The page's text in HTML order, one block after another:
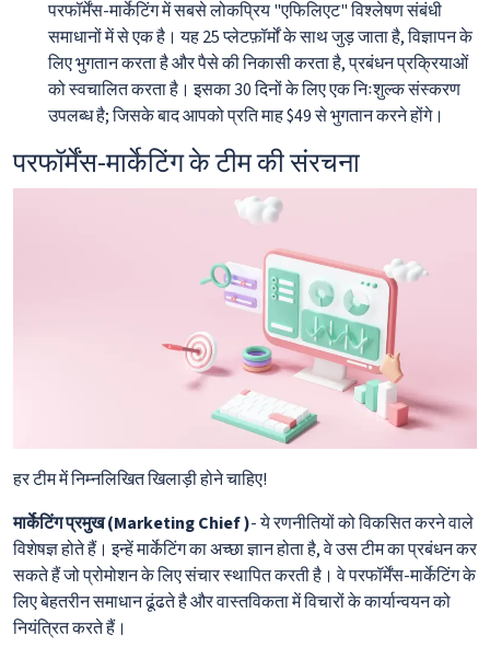
परफॉर्मेंस-मार्केटिंग में सबसे लोकप्रिय "एफिलिएट" विश्लेषण संबंधी
समाधानों में से एक है। यह 25 प्लेटफ़ॉर्मों के साथ जुड़ जाता है, विज्ञापन के
लिए भुगतान करता है और पैसे की निकासी करता है, प्रबंधन प्रक्रियाओं
को स्वचालित करता है। इसका 30 दिनों के लिए एक निःशुल्क संस्करण
उपलब्ध है; जिसके बाद आपको प्रति माह $49 से भुगतान करने होंगे।
परफॉर्मेंस-मार्केटिंग के टीम की संरचना
हर टीम में निम्नलिखित खिलाड़ी होने चाहिए!
मार्केटिंग प्रमुख (Marketing Chief )- ये रणनीतियों को विकसित करने वाले
विशेषज्ञ होते हैं। इन्हें मार्केटिंग का अच्छा ज्ञान होता है, वे उस टीम का प्रबंधन कर
सकते हैं जो प्रोमोशन के लिए संचार स्थापित करती है। वे परफॉर्मेंस-मार्केटिंग के
लिए बेहतरीन समाधान ढूंढते है और वास्तविकता में विचारों के कार्यान्वयन को
नियंत्रित करते हैं।